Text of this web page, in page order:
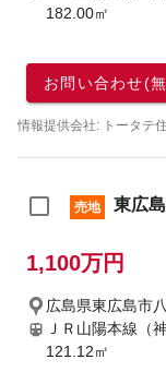
182.00㎡
お問い合わせ(
情報提供会社: トータテ
売地 東広
1,100万円
広島県東広島市
ＪＲ山陽本線（
121.12㎡